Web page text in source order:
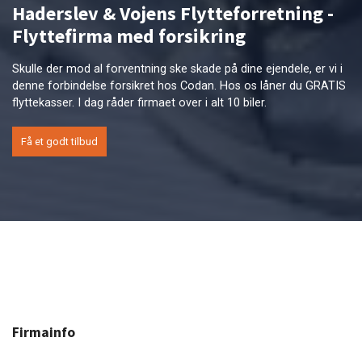
Haderslev & Vojens Flytteforretning -
Flyttefirma med forsikring
Skulle der mod al forventning ske skade på dine ejendele, er vi i
denne forbindelse forsikret hos Codan. Hos os låner du GRATIS
flyttekasser. I dag råder firmaet over i alt 10 biler.
Få et godt tilbud
Firmainfo